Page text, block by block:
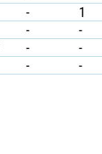
- 1
- -
- -
- -